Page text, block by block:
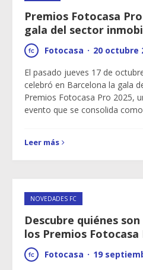
Premios Fotocasa
gala del sector
Fotocasa · 20 octubre
El pasado jueves 17 de
celebró en Barcelona la gala
Premios Fotocasa Pro 2025,
evento que se consolida
Leer más
NOVEDADES FC
Descubre quiénes
los Premios Fotocasa
Fotocasa · 19